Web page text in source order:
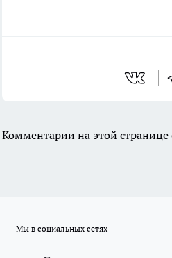
Комментарии на этой
Мы в социальных сетях